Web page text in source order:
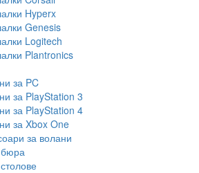
Hyperx
Genesis
Logitech
Plantronics
за PC
за PlayStation 3
за PlayStation 4
за Xbox One
за волани